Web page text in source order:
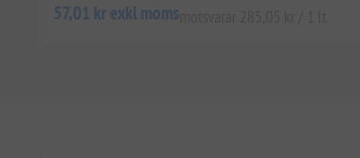
57,01 kr exkl moms